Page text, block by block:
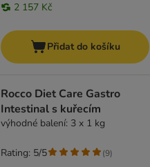
2 157 Kč
Přidat do košíku
Rocco Diet Care Gastro
Intestinal s kuřecím
výhodné balení: 3 x 1 kg
Rating: 5/5 (9)